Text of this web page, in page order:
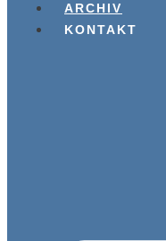
ARCHIV
KONTAKT